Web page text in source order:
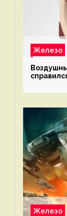
Железо
Железо